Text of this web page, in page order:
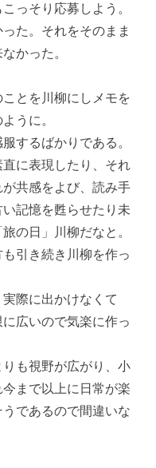
っそり応募しよう。
た。それをそのまま
かった。
とを川柳にしメモを
うに。
するばかりである。
に表現したり、それ
共感をよび、読み手
記憶を甦らせたり未
の日」川柳だなと。
引き続き川柳を作っ
際に出かけなくて
広いので気楽に作っ
も視野が広がり、小
まで以上に日常が楽
であるので間違いな